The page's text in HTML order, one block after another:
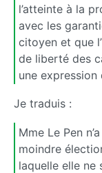
l’atteinte à la
avec les
citoyen et que
de liberté des
une
Je traduis :
Mme Le Pen
moindre
laquelle elle ne